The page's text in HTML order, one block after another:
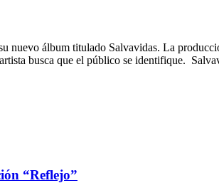
nuevo álbum titulado Salvavidas. La
busca que el público se identifique.
“Reflejo”